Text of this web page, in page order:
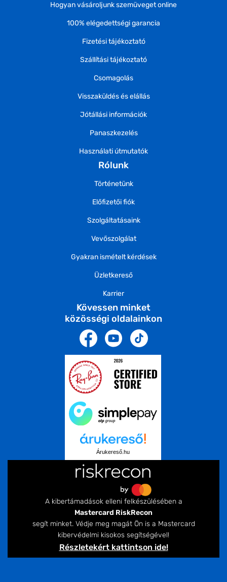
Hogyan vásároljunk szemüveget online
100% elégedettségi garancia
Fizetési tájékoztató
Szállítási tájékoztató
Csomagolás
Visszaküldés és elállás
Jótállási információk
Panaszkezelés
Használati útmutatók
Rólunk
Történetünk
Előfizetői fiók
Szolgáltatásaink
Vevőszolgálat
Gyakran ismételt kérdések
Üzletkereső
Karrier
Kövessen minket
közösségi oldalainkon
Árukereső.hu
A kibertámadások elleni felkészülésében a
Mastercard RiskRecon
segít minket. Védje meg magát Ön is a Mastercard
kibervédelmi kisokos segítségével!
Részletekért kattintson ide!